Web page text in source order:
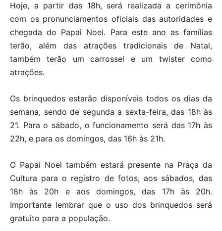
Hoje, a partir das 18h, será realizada a cerimônia
com os pronunciamentos oficiais das autoridades e
chegada do Papai Noel. Para este ano as famílias
terão, além das atrações tradicionais de Natal,
também terão um carrossel e um twister como
atrações.
Os brinquedos estarão disponíveis todos os dias da
semana, sendo de segunda a sexta-feira, das 18h às
21. Para o sábado, o funcionamento será das 17h às
22h, e para os domingos, das 16h às 21h.
O Papai Noel também estará presente na Praça da
Cultura para o registro de fotos, aos sábados, das
18h às 20h e aos domingos, das 17h às 20h.
Importante lembrar que o uso dos brinquedos será
gratuito para a população.